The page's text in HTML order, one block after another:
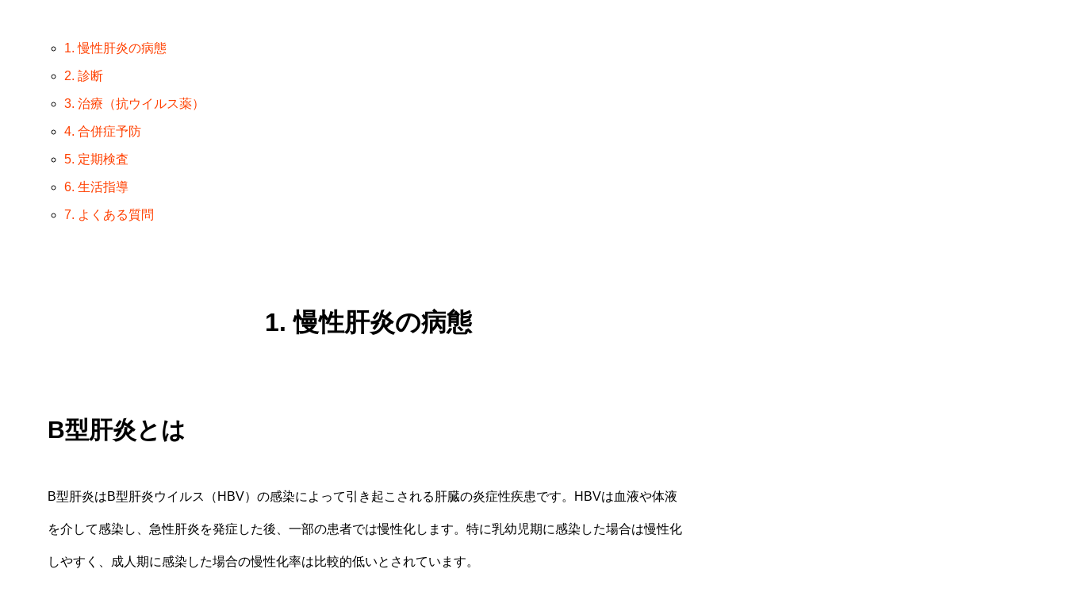
1. 慢性肝炎の病態
2. 診断
3. 治療（抗ウイルス薬）
4. 合併症予防
5. 定期検査
6. 生活指導
7. よくある質問
1. 慢性肝炎の病態
B型肝炎とは
B型肝炎はB型肝炎ウイルス（HBV）の感染によって引き起こされる肝臓の炎症性疾患です。HBVは血液や体液
を介して感染し、急性肝炎を発症した後、一部の患者では慢性化します。特に乳幼児期に感染した場合は慢性化
しやすく、成人期に感染した場合の慢性化率は比較的低いとされています。